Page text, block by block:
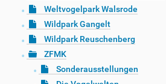
Weltvogelpark Walsrode
Wildpark Gangelt
Wildpark Reuschenberg
ZFMK
Sonderausstellungen